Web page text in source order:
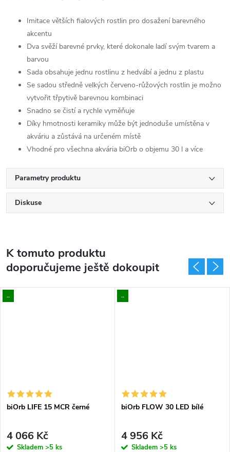
Imitace větších fialových rostlin pro dosažení barevného
akcentu
Dva svěží barevné prvky, které dokonale ladí svým tvarem a
barvou
Sada obsahuje jednu rostlinu z hedvábí a jednu z plastu
Se sadou středně velkých červeno-růžových rostlin je možno
vytvořit třpytivě barevnou kombinaci
Snadno se čistí a rychle vyměňuje
Díky hmotnosti keramiky může být jednoduše umístěna v
akváriu a zůstává na určeném místě
Vhodné pro všechna akvária biOrb o objemu 30 l a více
Parametry produktu
Diskuse
K tomuto produktu
doporučujeme ještě dokoupit
..
biOrb LIFE 15 MCR černé
4 066 Kč
Skladem >5 ks
..
biOrb FLOW 30 LED bílé
4 956 Kč
Skladem >5 ks